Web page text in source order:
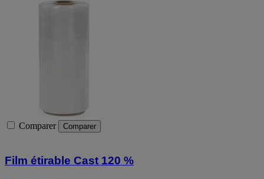
Comparer Comparer
Film étirable Cast 120 %